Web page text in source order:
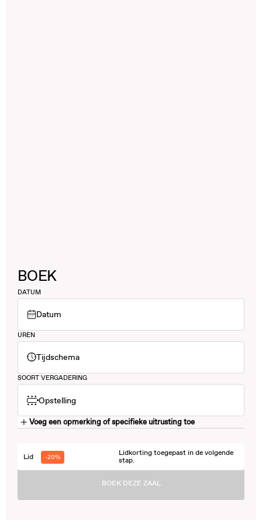
BOEK
DATUM
Datum
UREN
Tijdschema
SOORT VERGADERING
Opstelling
Voeg een opmerking of specifieke uitrusting toe
Lid -20%
Lidkorting toegepast in de volgende
stap.
BOEK DEZE ZAAL